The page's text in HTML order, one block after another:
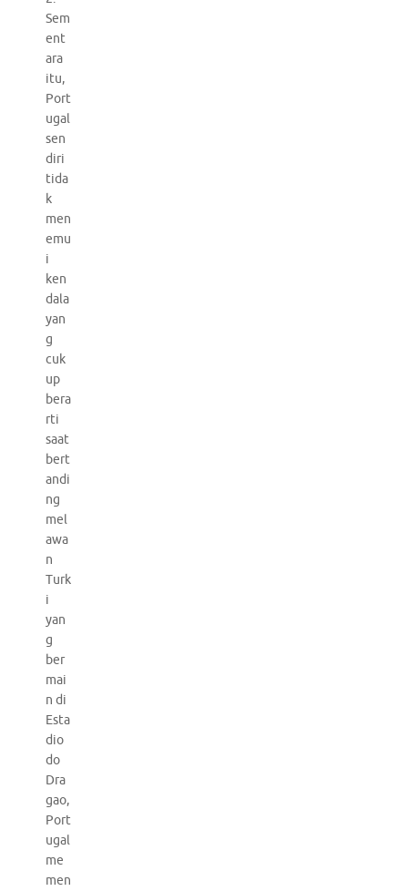
Sem
ent
ara
itu,
Port
ugal
sen
diri
tida
k
men
emu
i
ken
dala
yan
g
cuk
up
bera
rti
saat
bert
andi
ng
mel
awa
n
Turk
i
yan
g
ber
mai
n di
Esta
dio
do
Dra
gao,
Port
ugal
me
men